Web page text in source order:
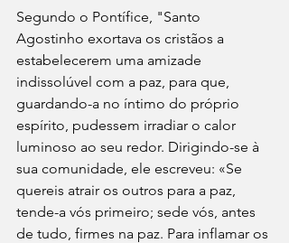
Segundo o Pontífice, "Santo
Agostinho exortava os cristãos a
estabelecerem uma amizade
indissolúvel com a paz, para que,
guardando-a no íntimo do próprio
espírito, pudessem irradiar o calor
luminoso ao seu redor. Dirigindo-se à
sua comunidade, ele escreveu: «Se
quereis atrair os outros para a paz,
tende-a vós primeiro; sede vós, antes
de tudo, firmes na paz. Para inflamar os